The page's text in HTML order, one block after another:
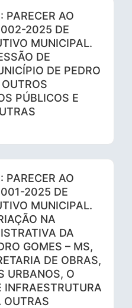
PARECER AO
002-2025 DE
MUNICIPAL.
DE
DE PEDRO
PÚBLICOS E
PARECER AO
001-2025 DE
MUNICIPAL.
NA
DA
GOMES – MS,
DE OBRAS,
URBANOS, O
INFRAESTRUTURA
OUTRAS